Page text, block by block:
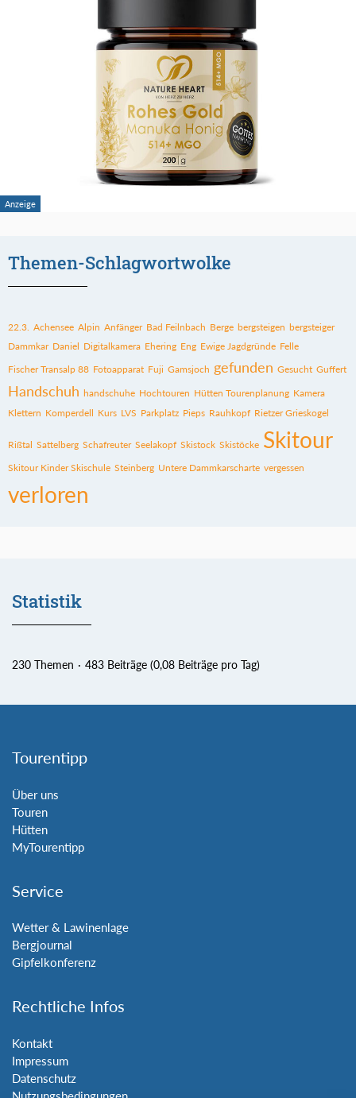
Themen-Schlagwortwolke
22.3. Achensee Alpin Anfänger Bad Feilnbach Berge bergsteigen bergsteiger
Dammkar Daniel Digitalkamera Ehering Eng Ewige Jagdgründe Felle
Fischer Transalp 88 Fotoapparat Fuji Gamsjoch gefunden Gesucht Guffert
Handschuh handschuhe Hochtouren Hütten Tourenplanung Kamera
Klettern Komperdell Kurs LVS Parkplatz Pieps Rauhkopf Rietzer Grieskogel
Rißtal Sattelberg Schafreuter Seelakopf Skistock Skistöcke Skitour
Skitour Kinder Skischule Steinberg Untere Dammkarscharte vergessen
verloren
Statistik
230 Themen 483 Beiträge (0,08 Beiträge pro Tag)
Tourentipp
Über uns
Touren
Hütten
MyTourentipp
Service
Wetter & Lawinenlage
Bergjournal
Gipfelkonferenz
Rechtliche Infos
Kontakt
Impressum
Datenschutz